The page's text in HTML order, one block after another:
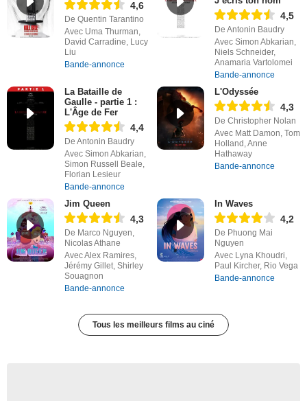
4,6
De Quentin Tarantino
Avec Uma Thurman,
David Carradine, Lucy
Liu
Bande-annonce
4,5
De Antonin Baudry
Avec Simon Abkarian,
Niels Schneider,
Anamaria Vartolomei
Bande-annonce
La Bataille de
Gaulle - partie 1 :
L'Âge de Fer
4,4
De Antonin Baudry
Avec Simon Abkarian,
Simon Russell Beale,
Florian Lesieur
Bande-annonce
L'Odyssée
4,3
De Christopher Nolan
Avec Matt Damon, Tom
Holland, Anne
Hathaway
Bande-annonce
Jim Queen
4,3
De Marco Nguyen,
Nicolas Athane
Avec Alex Ramires,
Jérémy Gillet, Shirley
Souagnon
Bande-annonce
In Waves
4,2
De Phuong Mai
Nguyen
Avec Lyna Khoudri,
Paul Kircher, Rio Vega
Bande-annonce
Tous les meilleurs films au ciné